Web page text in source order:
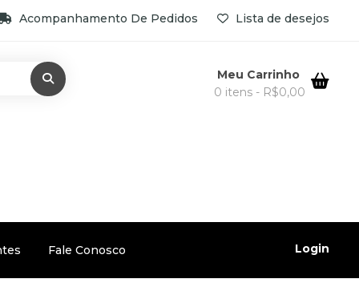
Acompanhamento De Pedidos Lista de desejos
Meu Carrinho
0 itens - R$0,00
Fale Conosco Login